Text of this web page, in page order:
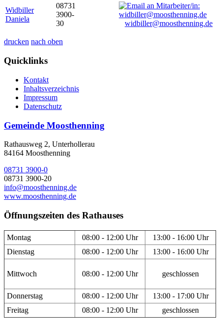
Widbiller
Daniela
08731
3900-
30
widbiller@moosthenning.de
drucken nach oben
Quicklinks
Kontakt
Inhaltsverzeichnis
Impressum
Datenschutz
Gemeinde Moosthenning
Rathausweg 2, Unterhollerau
84164 Moosthenning
08731 3900-0
08731 3900-20
info@moosthenning.de
www.moosthenning.de
Öffnungszeiten des Rathauses
Montag 08:00 - 12:00 Uhr
13:00 - 16:00 Uhr
Dienstag
08:00 - 12:00 Uhr 13:00 - 16:00 Uhr
Mittwoch 08:00 - 12:00 Uhr geschlossen
Donnerstag 08:00 - 12:00 Uhr
13:00 - 17:00 Uhr
Freitag
08:00 - 12:00 Uhr geschlossen